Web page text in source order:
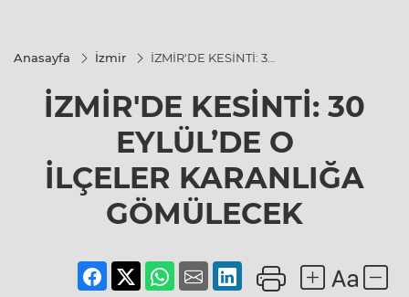
Anasayfa İzmir
İZMİR'DE KESİNTİ: 30
İLÇELER KARANLIĞA
GÖMÜLECEK
İZMİR'DE KESİNTİ: 30
EYLÜL’DE O
İLÇELER KARANLIĞA
GÖMÜLECEK